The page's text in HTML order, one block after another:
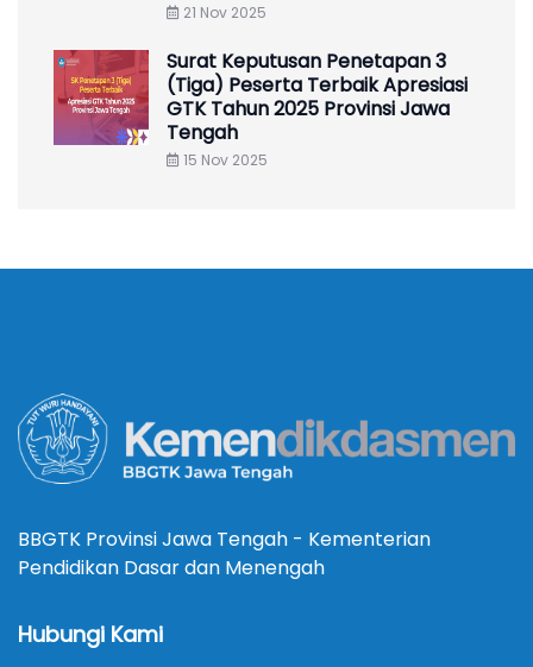
21 Nov 2025
Surat Keputusan Penetapan 3
(Tiga) Peserta Terbaik Apresiasi
GTK Tahun 2025 Provinsi Jawa
Tengah
15 Nov 2025
BBGTK Provinsi Jawa Tengah - Kementerian
Pendidikan Dasar dan Menengah
Hubungi Kami